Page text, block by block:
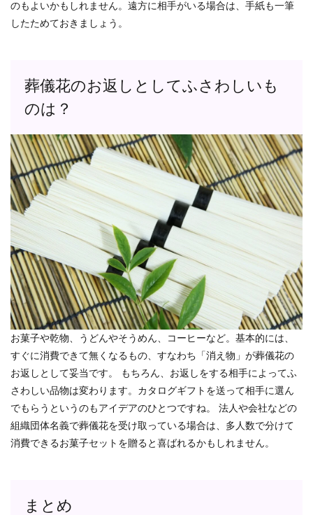
のもよいかもしれません。遠方に相手がいる場合は、手紙も一筆
したためておきましょう。
葬儀花のお返しとしてふさわしいも
のは？
お菓子や乾物、うどんやそうめん、コーヒーなど。基本的には、
すぐに消費できて無くなるもの、すなわち「消え物」が葬儀花の
お返しとして妥当です。 もちろん、お返しをする相手によってふ
さわしい品物は変わります。カタログギフトを送って相手に選ん
でもらうというのもアイデアのひとつですね。 法人や会社などの
組織団体名義で葬儀花を受け取っている場合は、多人数で分けて
消費できるお菓子セットを贈ると喜ばれるかもしれません。
まとめ